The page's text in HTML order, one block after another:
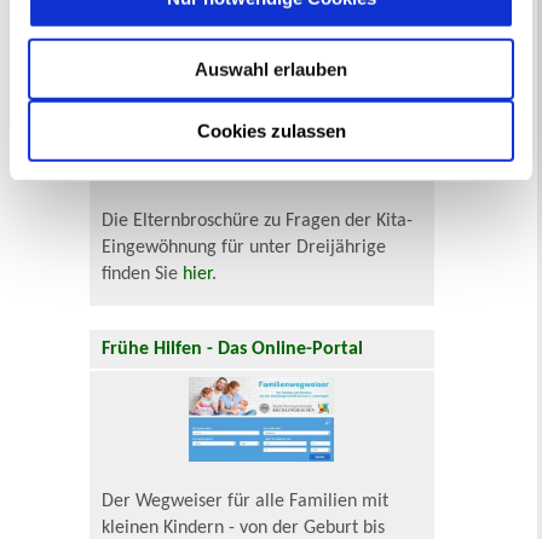
Cookies zulassen
Auswahl erlauben
Die Elternbroschüre zu Fragen der Kita-
Eingewöhnung für unter Dreijährige
finden Sie hier.
Frühe Hilfen - Das Online-Portal
Der Wegweiser für alle Familien mit
kleinen Kindern - von der Geburt bis